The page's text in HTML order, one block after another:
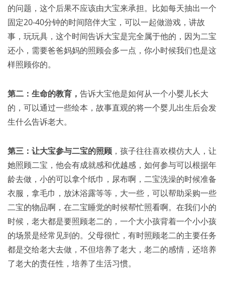
的问题，这个后果不应该由大宝来承担。比如每天抽出一个
固定20-40分钟的时间陪伴大宝，可以一起做游戏，讲故
事，玩玩具，这个时间告诉大宝是完全属于他的，因为二宝
还小，需要爸爸妈妈的照顾会多一点，你小时候我们也是这
样照顾你的。
第二：生命的教育， 告诉大宝他是如何从一个小婴儿长大
的，可以通过一些绘本，故事直观的将一个婴儿出生后会发
生什么告诉老大。
第三：让大宝参与二宝的照顾 ，孩子往往喜欢模仿大人，让
她照顾二宝，他会有成就感和优越感，如何参与可以根据年
龄去做，小的可以拿个纸巾，尿布啊，二宝洗澡的时候准备
衣服，拿毛巾，放沐浴露等等，大一些，可以帮助采购一些
二宝的物品啊，在二宝睡觉的时候帮忙照看啊。在我们小的
时候，老大都是要照顾老二的，一个大小孩背着一个小小孩
的场景是经常见到的。父母很忙，有时照顾老二的主要任务
都是交给老大去做，不但培养了老大，老二的感情，还培养
了老大的责任性，培养了生活习惯。